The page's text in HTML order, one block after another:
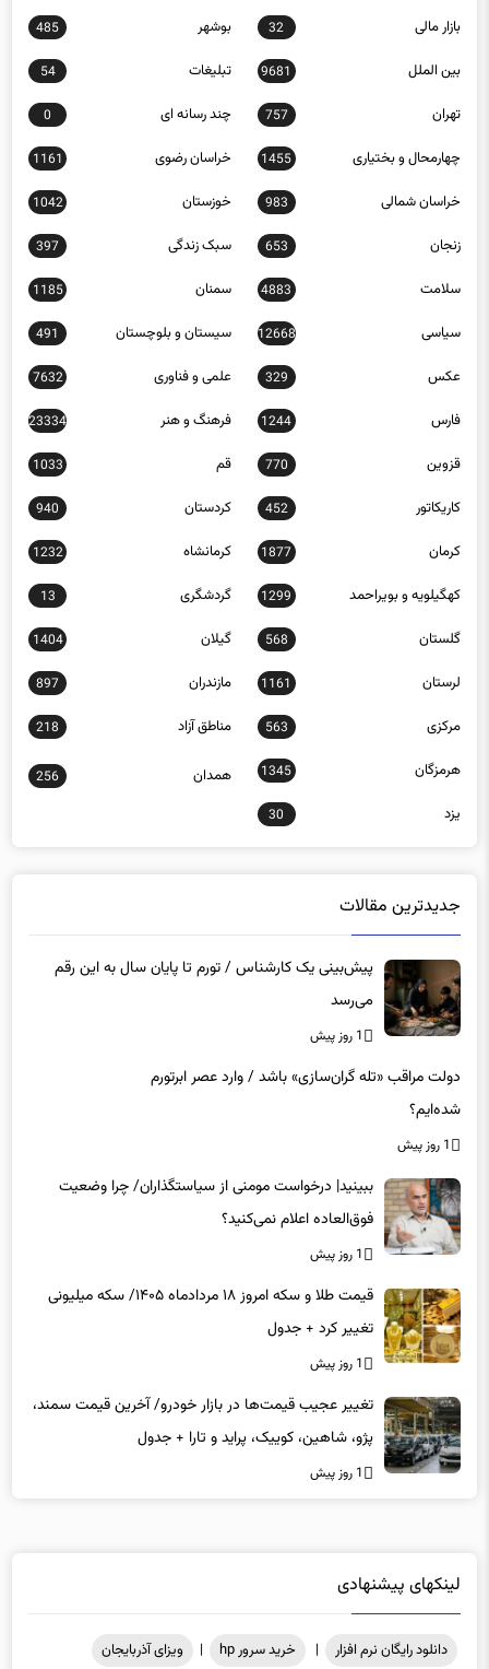
بازار مالی 32 بوشهر 485
بین الملل 9681 تبلیغات 54
تهران 757 چند رسانه ای 0
چهارمحال و بختیاری 1455 خراسان رضوی 1161
خراسان شمالی 983 خوزستان 1042
زنجان 653 سبک زندگی 397
سلامت 4883 سمنان 1185
سیاسی 12668 سیستان و بلوچستان 491
عکس 329 علمی و فناوری 7632
فارس 1244 فرهنگ و هنر 23334
قزوین 770 قم 1033
کاریکاتور 452 کردستان 940
کرمان 1877 کرمانشاه 1232
کهگیلویه و بویراحمد 1299 گردشگری 13
گلستان 568 گیلان 1404
لرستان 1161 مازندران 897
مرکزی 563 مناطق آزاد 218
هرمزگان 1345 همدان 256
یزد 30
جدیدترین مقالات
پیش‌بینی یک کارشناس / تورم تا پایان سال به این رقم
می‌رسد
1 روز پیش
دولت مراقب «تله گران‌سازی» باشد / وارد عصر ابرتورم
شده‌ایم؟
1 روز پیش
ببینید| درخواست مومنی از سیاستگذاران/ چرا وضعیت
فوق‌العاده اعلام نمی‌کنید؟
1 روز پیش
قیمت طلا و سکه امروز ۱۸ مردادماه ۱۴۰۵/ سکه میلیونی
تغییر کرد + جدول
1 روز پیش
تغییر عجیب قیمت‌ها در بازار خودرو/ آخرین قیمت سمند،
پژو، شاهین، کوییک، پراید و تارا + جدول
1 روز پیش
لینکهای پیشنهادی
دانلود رایگان نرم افزار | خرید سرور hp | ویزای آذربایجان